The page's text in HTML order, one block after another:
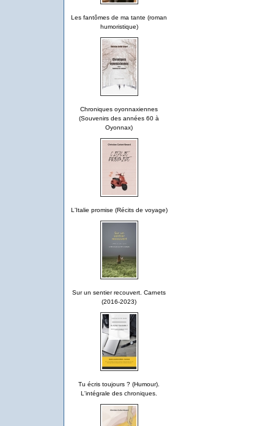
Les fantômes de ma tante (roman
humoristique)
Chroniques oyonnaxiennes
(Souvenirs des années 60 à
Oyonnax)
L'Italie promise (Récits de voyage)
Sur un sentier recouvert. Carnets
(2016-2023)
Tu écris toujours ? (Humour).
L'intégrale des chroniques.